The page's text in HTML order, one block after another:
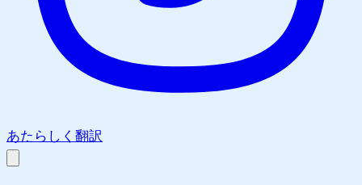
あたらしく翻訳